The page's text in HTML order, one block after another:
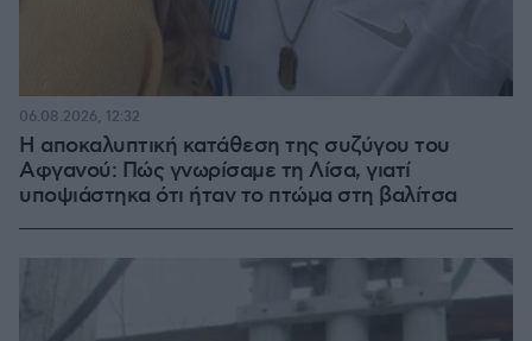
Η αποκαλυπτική κατάθεση της συζύγου του
Αφγανού: Πώς γνωρίσαμε τη Λίσα, γιατί
υποψιάστηκα ότι ήταν το πτώμα στη βαλίτσα
06.08.2026, 12:32